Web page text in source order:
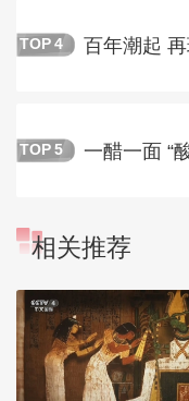
TOP 4 百年潮起
TOP 5 一醋一面 “
相关推荐